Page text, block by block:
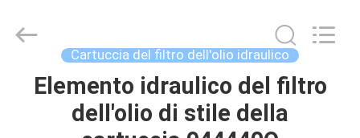
CASA
dell'aria
fornitore.
industrialairfiltercartridge.com.
Cartuccia del filtro dell'olio idraulico
Elemento idraulico del filtro
dell'olio di stile della